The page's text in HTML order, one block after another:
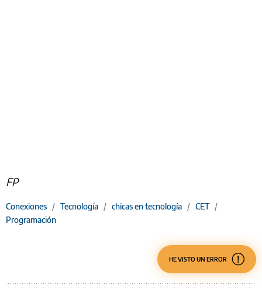
FP
Conexiones / Tecnología / chicas en tecnología / CET /
Programación
HE VISTO UN ERROR